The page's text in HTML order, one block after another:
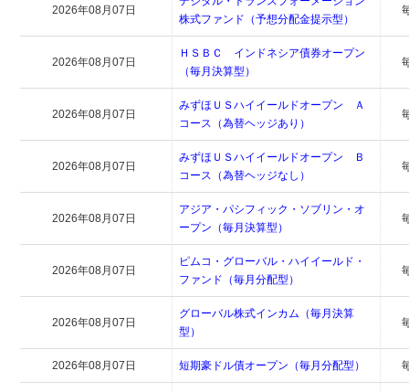
2026年08月07日
株式ファンド（予想分配金提示型）
2026年08月07日
ＨＳＢＣ インドネシア債券オープン
（毎月決算型）
2026年08月07日
みずほＵＳハイイールドオープン Ａ
コース（為替ヘッジあり）
2026年08月07日
みずほＵＳハイイールドオープン Ｂ
コース（為替ヘッジなし）
2026年08月07日
アジア・パシフィック・ソブリン・オ
ープン（毎月決算型）
2026年08月07日
ピムコ・グローバル・ハイイールド・
ファンド（毎月分配型）
2026年08月07日
グローバル株式インカム（毎月決算
型）
2026年08月07日 短期豪ドル債オープン（毎月分配型）